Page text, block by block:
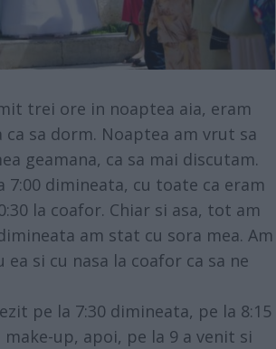
trei ore in noaptea aia, eram
sa dorm. Noaptea am vrut sa
geamana, ca sa mai discutam.
7:00 dimineata, cu toate ca eram
la coafor. Chiar si asa, tot am
am stat cu sora mea. Am
si cu nasa la coafor ca sa ne
pe la 7:30 dimineata, pe la 8:15
up, apoi, pe la 9 a venit si